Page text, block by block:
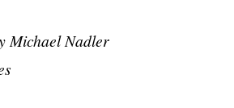
Michael Nadler